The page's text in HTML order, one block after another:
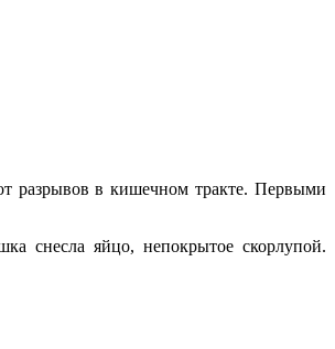
разрывов в кишечном тракте. Первыми
снесла яйцо, непокрытое скорлупой.